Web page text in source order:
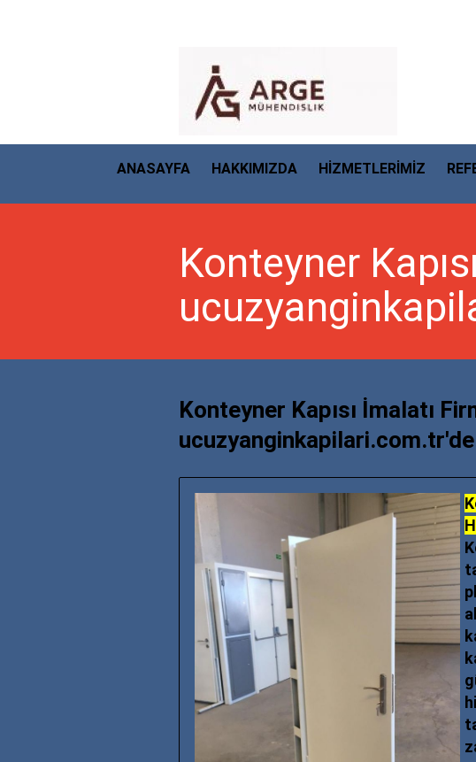
ANASAYFA HAKKIMIZDA HİZMETLERİMİZ
Konteyner
Konteyner Kapısı İmalatı